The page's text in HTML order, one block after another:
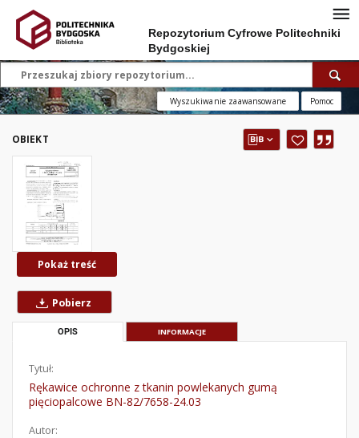
Repozytorium Cyfrowe Politechniki
Bydgoskiej
Wyszukiwanie zaawansowane Pomoc
OBIEKT
Pokaż treść
Pobierz
OPIS INFORMACJE
Tytuł:
Rękawice ochronne z tkanin powlekanych gumą
pięciopalcowe BN-82/7658-24.03
Autor: